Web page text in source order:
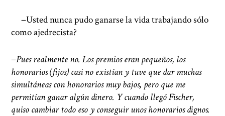
−Usted nunca pudo ganarse la vida trabajando sólo
como ajedrecista?
−Pues realmente no. Los premios eran pequeños, los
honorarios (fijos) casi no existían y tuve que dar muchas
simultáneas con honorarios muy bajos, pero que me
permitían ganar algún dinero. Y cuando llegó Fischer,
quiso cambiar todo eso y conseguir unos honorarios dignos.